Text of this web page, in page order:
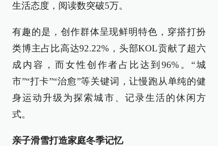
生活态度，阅读数突破5万。
有趣的是，创作群体呈现鲜明特色，穿搭打扮
类博主占比高达92.22%，头部KOL贡献了超六
成内容，而女性创作者占比达到96%。“城
市”“打卡”“治愈”等关键词，让慢跑从单纯的健
身运动升级为探索城市、记录生活的休闲方
式。
亲子滑雪打造家庭冬季记忆